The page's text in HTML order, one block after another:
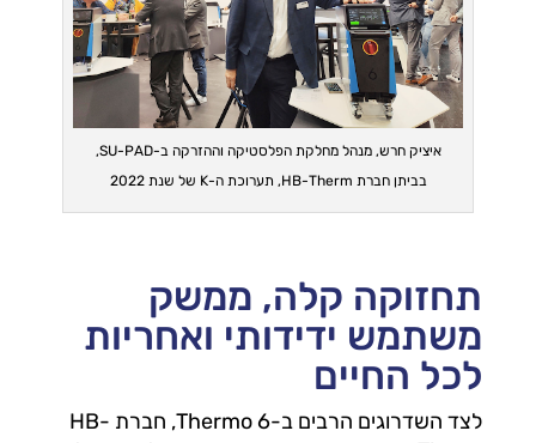
איציק חרש, מנהל מחלקת הפלסטיקה וההזרקה ב-SU-PAD,
בביתן חברת HB-Therm, תערוכת ה-K של שנת 2022
תחזוקה קלה, ממשק
משתמש ידידותי ואחריות
לכל החיים
לצד השדרוגים הרבים ב-Thermo 6, חברת HB-